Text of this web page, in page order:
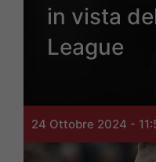
in vista
League
24 Ottobre 2024 -